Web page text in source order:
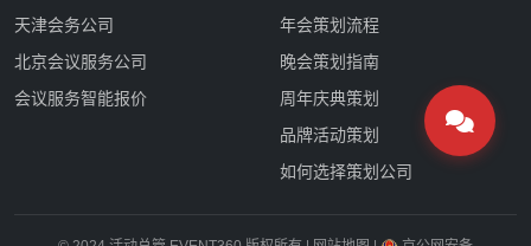
天津会务公司
北京会议服务公司
会议服务智能报价
年会策划流程
晚会策划指南
周年庆典策划
品牌活动策划
如何选择策划公司